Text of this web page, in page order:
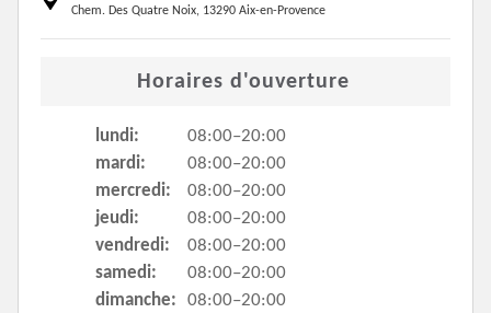
Chem. Des Quatre Noix, 13290 Aix-en-Provence
Horaires d'ouverture
lundi:
08:00–20:00
mardi:
08:00–20:00
mercredi:
08:00–20:00
jeudi:
08:00–20:00
vendredi:
08:00–20:00
samedi:
08:00–20:00
dimanche:
08:00–20:00